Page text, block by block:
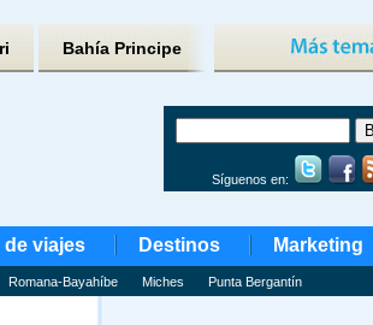
Bahía Principe
Síguenos en:
viajes Destinos Marketing
Romana-Bayahíbe Miches Punta Bergantín